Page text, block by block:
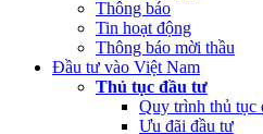
Thông báo
Tin hoạt động
Thông báo mời thầu
Đầu tư vào Việt Nam
Thủ tục đầu tư
Quy trình thủ tục
Ưu đãi đầu tư